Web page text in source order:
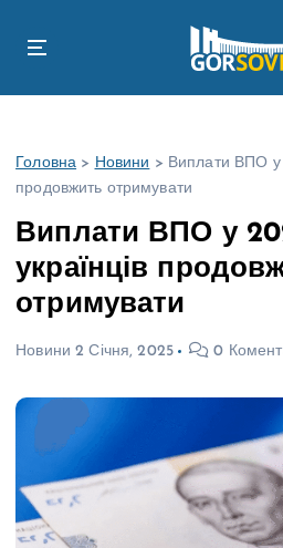
Головна > Новини > Виплати ВПО у
продовжить отримувати
Виплати ВПО у
українців
отримувати
Новини 2 Січня, 2025 0